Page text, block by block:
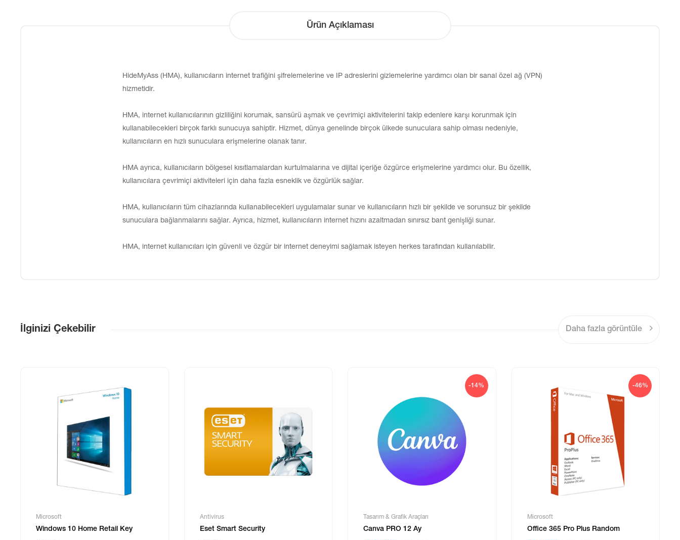
Ürün Açıklaması
HideMyAss (HMA), kullanıcıların internet trafiğini şifrelemelerine ve IP adreslerini gizlemelerine yardımcı olan bir sanal özel ağ (VPN)
hizmetidir.
HMA, internet kullanıcılarının gizliliğini korumak, sansürü aşmak ve çevrimiçi aktivitelerini takip edenlere karşı korunmak için
kullanabilecekleri birçok farklı sunucuya sahiptir. Hizmet, dünya genelinde birçok ülkede sunuculara sahip olması nedeniyle,
kullanıcıların en hızlı sunuculara erişmelerine olanak tanır.
HMA ayrıca, kullanıcıların bölgesel kısıtlamalardan kurtulmalarına ve dijital içeriğe özgürce erişmelerine yardımcı olur. Bu özellik,
kullanıcılara çevrimiçi aktiviteleri için daha fazla esneklik ve özgürlük sağlar.
HMA, kullanıcıların tüm cihazlarında kullanabilecekleri uygulamalar sunar ve kullanıcıların hızlı bir şekilde ve sorunsuz bir şekilde
sunuculara bağlanmalarını sağlar. Ayrıca, hizmet, kullanıcıların internet hızını azaltmadan sınırsız bant genişliği sunar.
HMA, internet kullanıcıları için güvenli ve özgür bir internet deneyimi sağlamak isteyen herkes tarafından kullanılabilir.
İlginizi Çekebilir Daha fazla görüntüle
Microsoft
Windows 10 Home Retail Key
Antivirus
Eset Smart Security
-14%
Tasarım & Grafik Araçları
Canva PRO 12 Ay
-46%
Microsoft
Office 365 Pro Plus Random